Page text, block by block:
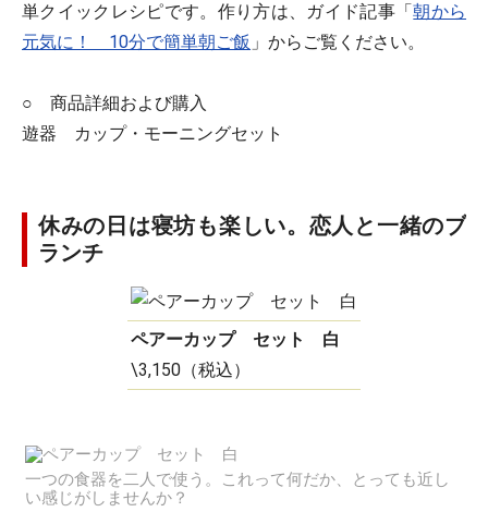
単クイックレシピです。作り方は、ガイド記事「朝から
元気に！ 10分で簡単朝ご飯 」からご覧ください。
○ 商品詳細および購入
遊器 カップ・モーニングセット
休みの日は寝坊も楽しい。恋人と一緒のブ
ランチ
ペアーカップ セット 白
\3,150（税込）
一つの食器を二人で使う。これって何だか、とっても近し
い感じがしませんか？